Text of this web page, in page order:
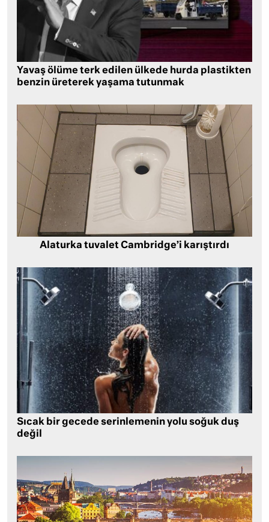
Yavaş ölüme terk edilen ülkede hurda plastikten
benzin üreterek yaşama tutunmak
Alaturka tuvalet Cambridge’i karıştırdı
Sıcak bir gecede serinlemenin yolu soğuk duş
değil